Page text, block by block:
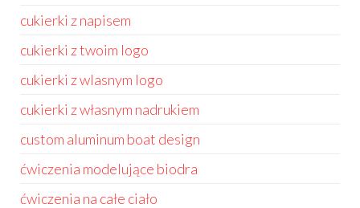
cukierki z napisem
cukierki z twoim logo
cukierki z wlasnym logo
cukierki z własnym nadrukiem
custom aluminum boat design
ćwiczenia modelujące biodra
ćwiczenia na całe ciało